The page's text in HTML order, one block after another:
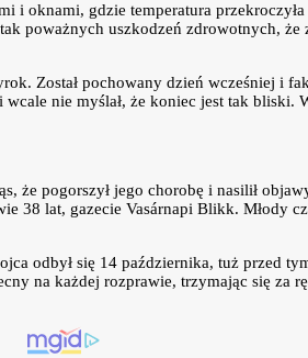
i oknami, gdzie temperatura przekroczyła
poważnych uszkodzeń zdrowotnych, że
Został pochowany dzień wcześniej i
wcale nie myślał, że koniec jest tak bliski.
że pogorszył jego chorobę i nasilił
38 lat, gazecie Vasárnapi Blikk. Młody
odbył się 14 października, tuż przed
na każdej rozprawie, trzymając się za